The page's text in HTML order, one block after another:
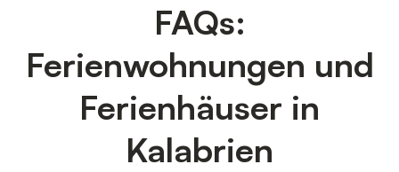
FAQs:
Ferienwohnungen und
Ferienhäuser in
Kalabrien